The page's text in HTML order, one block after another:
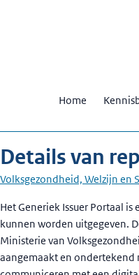
Home
Details van
Volksgezondheid, Welzijn en
Beschrijving
Het Generiek Issuer Portaal
kunnen worden uitgegeven.
Ministerie van
aangemaakt en ondertekend